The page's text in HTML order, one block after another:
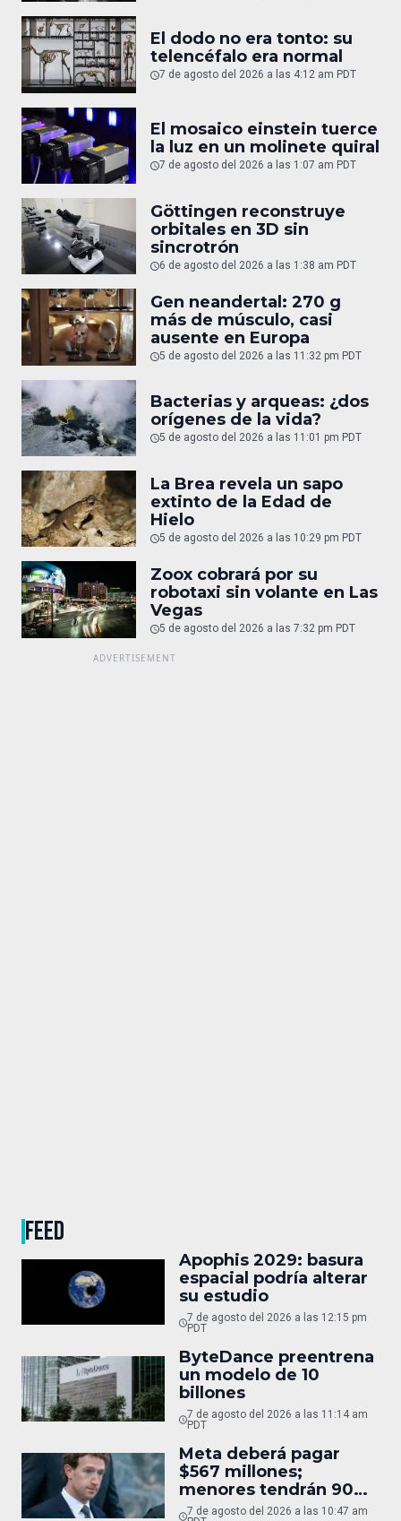
El dodo no era tonto: su
telencéfalo era normal
7 de agosto del 2026 a las 4:12 am PDT
El mosaico einstein tuerce
la luz en un molinete quiral
7 de agosto del 2026 a las 1:07 am PDT
Göttingen reconstruye
orbitales en 3D sin
sincrotrón
6 de agosto del 2026 a las 1:38 am PDT
Gen neandertal: 270 g
más de músculo, casi
ausente en Europa
5 de agosto del 2026 a las 11:32 pm PDT
Bacterias y arqueas: ¿dos
orígenes de la vida?
5 de agosto del 2026 a las 11:01 pm PDT
La Brea revela un sapo
extinto de la Edad de
Hielo
5 de agosto del 2026 a las 10:29 pm PDT
Zoox cobrará por su
robotaxi sin volante en Las
Vegas
5 de agosto del 2026 a las 7:32 pm PDT
FEED
Apophis 2029: basura
espacial podría alterar
su estudio
7 de agosto del 2026 a las 12:15 pm
PDT
ByteDance preentrena
un modelo de 10
billones
7 de agosto del 2026 a las 11:14 am
PDT
Meta deberá pagar
$567 millones;
menores tendrán 90
horas
7 de agosto del 2026 a las 10:47 am